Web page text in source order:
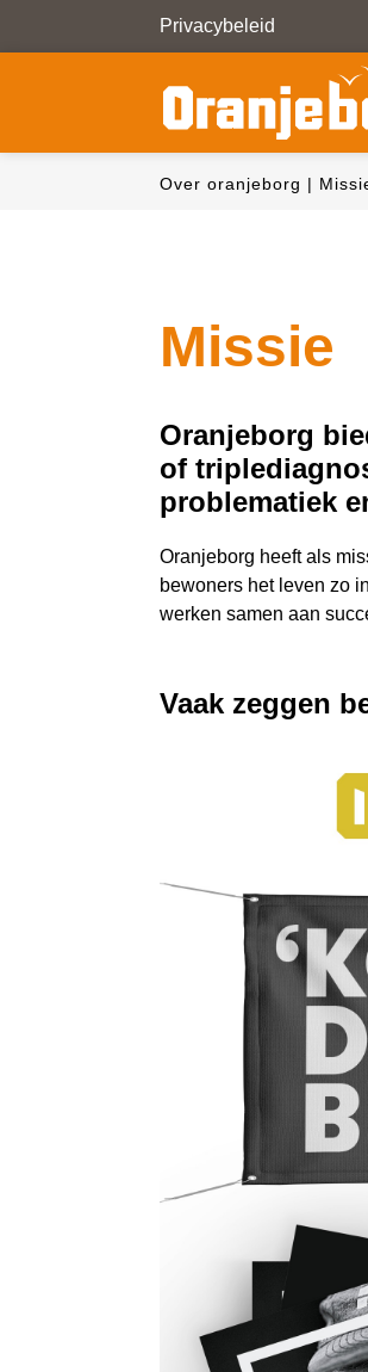
Privacybeleid
Over oranjeborg |
Missie
Oranjeborg
of
problematiek
Oranjeborg heeft als
bewoners het leven zo
werken samen aan
Vaak zeggen